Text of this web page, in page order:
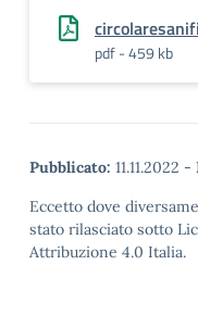
pdf - 459 kb
Pubblicato: 11.11.2022 -
Eccetto dove
stato rilasciato sotto
Attribuzione 4.0 Italia.